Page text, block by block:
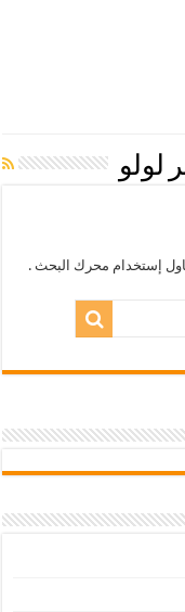
لولو
إستخدام محرك البحث .